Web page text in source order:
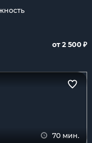
от 2 500 ₽
70 мин.